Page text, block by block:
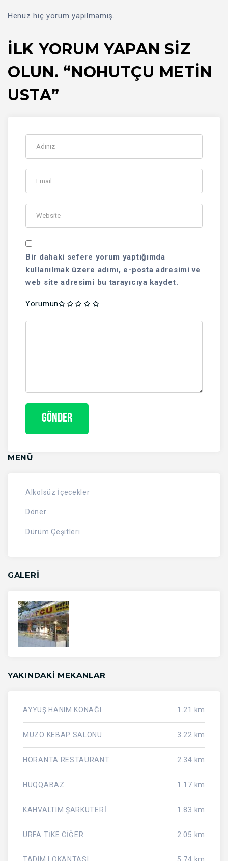
Henüz hiç yorum yapılmamış.
İLK YORUM YAPAN SIZ
OLUN. “NOHUTÇU METİN
USTA”
Bir dahaki sefere yorum yaptığımda
kullanılmak üzere adımı, e-posta adresimi ve
web site adresimi bu tarayıcıya kaydet.
Yorumun
MENÜ
Alkolsüz İçecekler
Döner
Dürüm Çeşitleri
GALERİ
YAKINDAKI MEKANLAR
AYYUŞ HANIM KONAĞI 1.21 km
MUZO KEBAP SALONU 3.22 km
HORANTA RESTAURANT 2.34 km
HUQQABAZ 1.17 km
KAHVALTIM ŞARKÜTERİ 1.83 km
URFA TİKE CİĞER 2.05 km